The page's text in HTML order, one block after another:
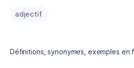
adjectif
Définitions, synonymes, exemples en